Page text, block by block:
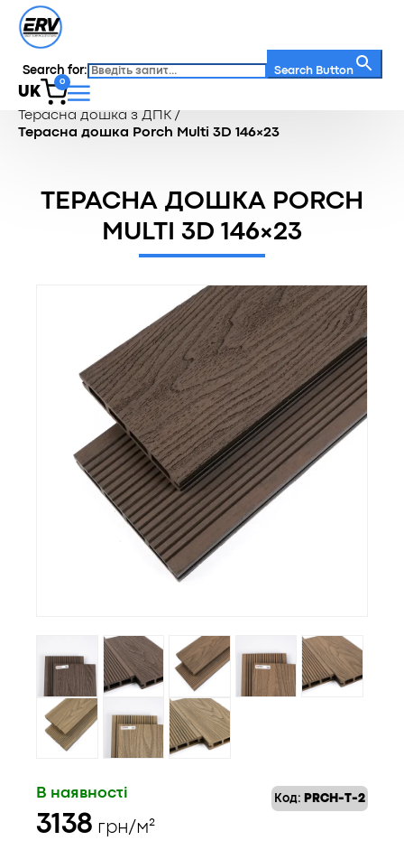
Search for: Search Button
UK
0
Головна / Каталог
Терасна дошка з ДПК /
Терасна дошка Porch Multi 3D 146×23
ТЕРАСНА ДОШКА PORCH
MULTI 3D 146×23
Код: PRCH-T-2
В наявності
3138 грн/м²